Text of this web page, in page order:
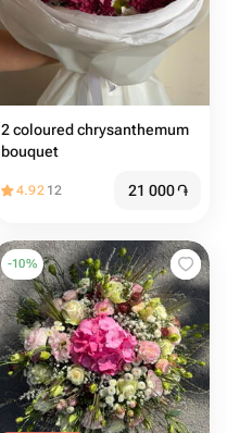
2 coloured chrysanthemum
bouquet️
4.92 12 21 000֏
-10%